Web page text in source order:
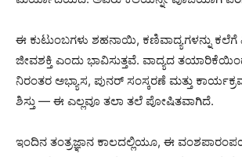
ಈ ಕುಟುಂಬಗಳು ಶಹನಾಯಿ, ಕಣಿವಾದ್ಯಗಳನ್ನು ಕಲೆಗೆ
ಜೀವಶಕ್ತಿ ಎಂದು ಭಾವಿಸುತ್ತವೆ. ವಾದ್ಯದ
ನಿರಂತರ ಅಭ್ಯಾಸ, ಪುನರ್ ಸಂಸ್ಕರಣೆ ಮತ್ತು
ಶಿಸ್ತು — ಈ ಎಲ್ಲವೂ ತಲಾ ತಲೆ ಪೋಷಿತವಾಗಿದೆ.
ಇಂದಿನ ತಂತ್ರಜ್ಞಾನ ಕಾಲದಲ್ಲಿಯೂ, ಈ